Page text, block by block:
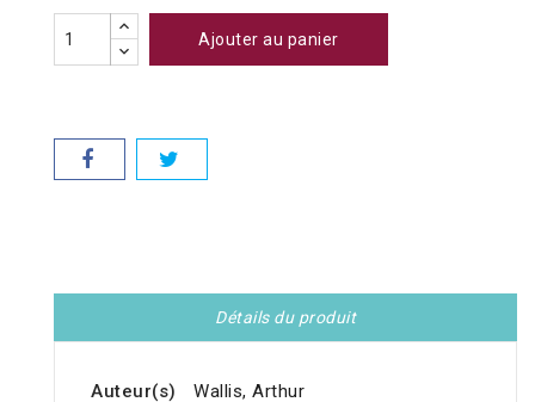
Ajouter au panier
Détails du produit
Auteur(s) Wallis, Arthur